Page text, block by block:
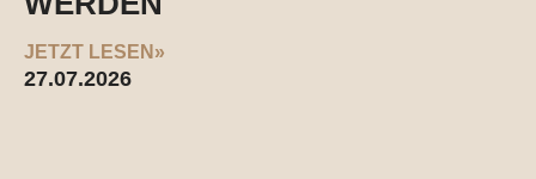
JETZT LESEN»
27.07.2026